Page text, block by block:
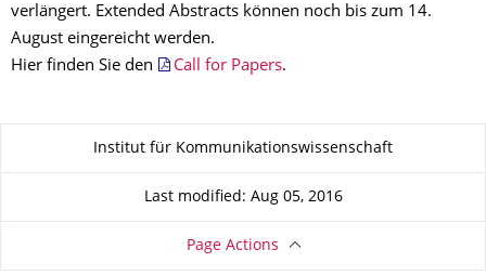
verlängert. Extended Abstracts können noch bis zum 14.
August eingereicht werden.
Hier finden Sie den
Call for Papers.
About this pageInstitut für Kommunikationswissenschaft
Last modified: Aug 05, 2016
Page Actions